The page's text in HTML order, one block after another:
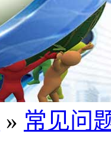
» 常见问